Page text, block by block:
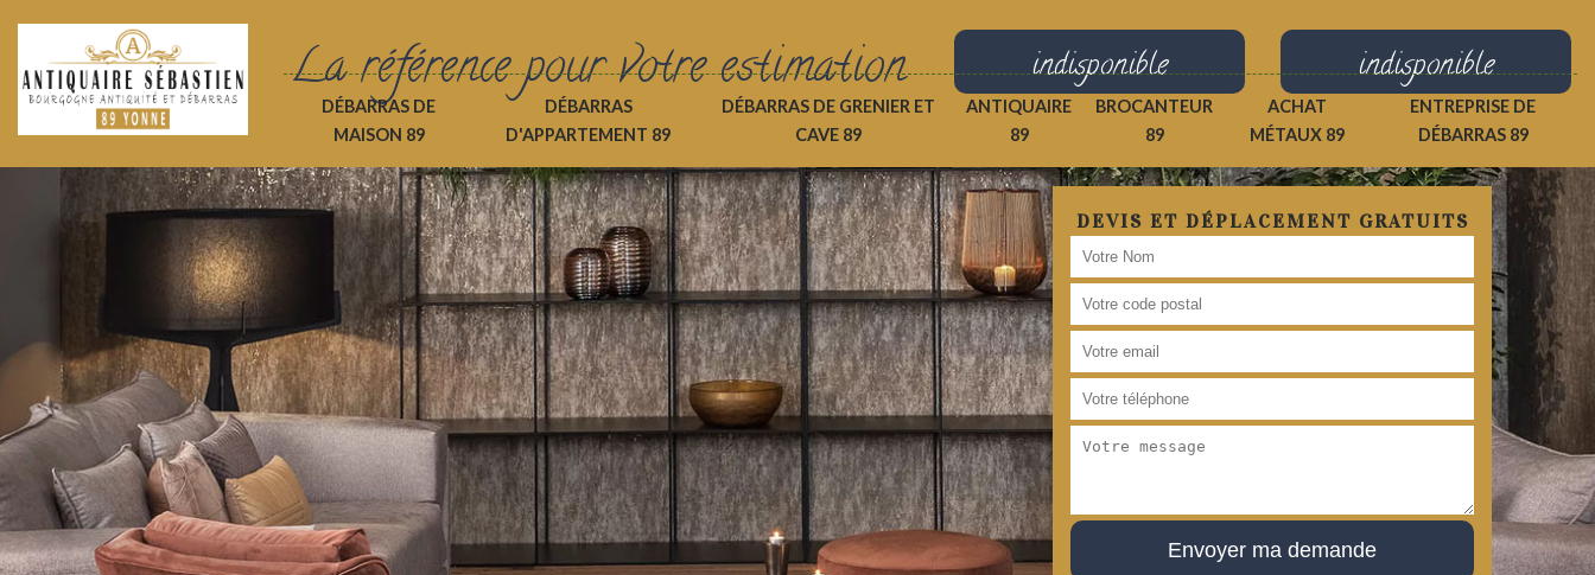
La référence pour votre estimation indisponible indisponible
DÉBARRAS DE
MAISON 89
DÉBARRAS
D'APPARTEMENT 89
DÉBARRAS DE GRENIER ET
CAVE 89
ANTIQUAIRE
89
BROCANTEUR
89
ACHAT
MÉTAUX 89
ENTREPRISE DE
DÉBARRAS 89
DEVIS ET DÉPLACEMENT GRATUITS